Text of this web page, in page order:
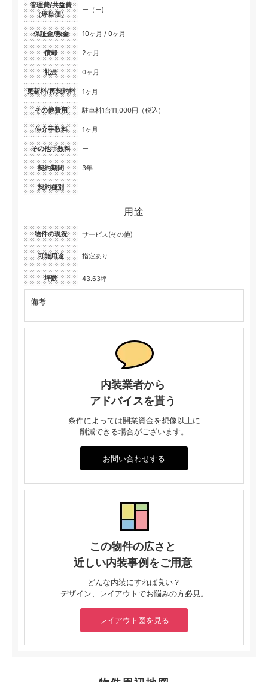
管理費/共益費
（坪単価）
ー（ー)
保証金/敷金 10ヶ月 / 0ヶ月
償却 2ヶ月
礼金 0ヶ月
更新料/再契約料 1ヶ月
その他費用 駐車料1台11,000円（税込）
仲介手数料 1ヶ月
その他手数料 ー
契約期間 3年
契約種別
用途
物件の現況 サービス(その他)
可能用途 指定あり
坪数 43.63坪
備考
内装業者から
アドバイスを貰う
条件によっては開業資金を想像以上に
削減できる場合がございます。
お問い合わせする
この物件の広さと
近しい内装事例をご用意
どんな内装にすれば良い？
デザイン、レイアウトでお悩みの方必見。
レイアウト図を見る